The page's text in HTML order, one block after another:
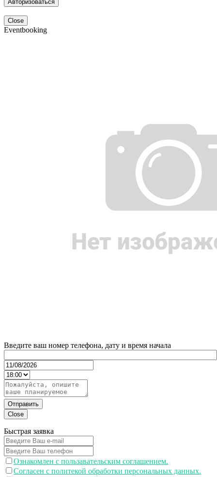
Авторизоваться
Close
Eventbooking
Введите ваш номер телефона, дату и время начала
Отправить
Close
Быстрая заявка
Ознакомлен с пользавательским соглашением.
Согласен с политекой обработки персональных данных.